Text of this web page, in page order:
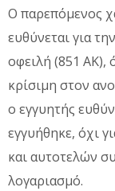
Ο παρεπόμενος
ευθύνεται για
οφειλή (851 ΑΚ),
κρίσιμη στον
ο εγγυητής
εγγυήθηκε, όχι
και αυτοτελών
λογαριασμό.